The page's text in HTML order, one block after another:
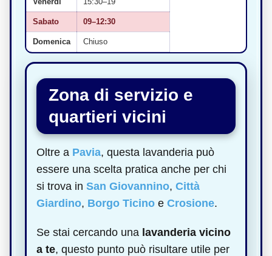
Sabato 09–12:30
Domenica Chiuso
Zona di servizio e
quartieri vicini
Oltre a Pavia, questa lavanderia può
essere una scelta pratica anche per chi
si trova in San Giovannino, Città
Giardino, Borgo Ticino e Crosione.
Se stai cercando una lavanderia vicino
a te, questo punto può risultare utile per